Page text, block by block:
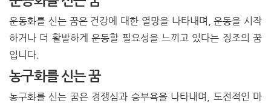
운동화를 신는 꿈은 건강에 대한 열망을 나타내며, 운동을 시작
하거나 더 활발하게 운동할 필요성을 느끼고 있다는 징조의 꿈
입니다.
농구화를 신는 꿈
농구화를 신는 꿈은 경쟁심과 승부욕을 나타내며, 도전적인 마